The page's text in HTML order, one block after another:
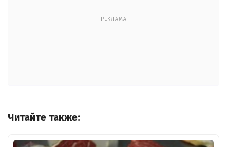
РЕКЛАМА
Читайте также: